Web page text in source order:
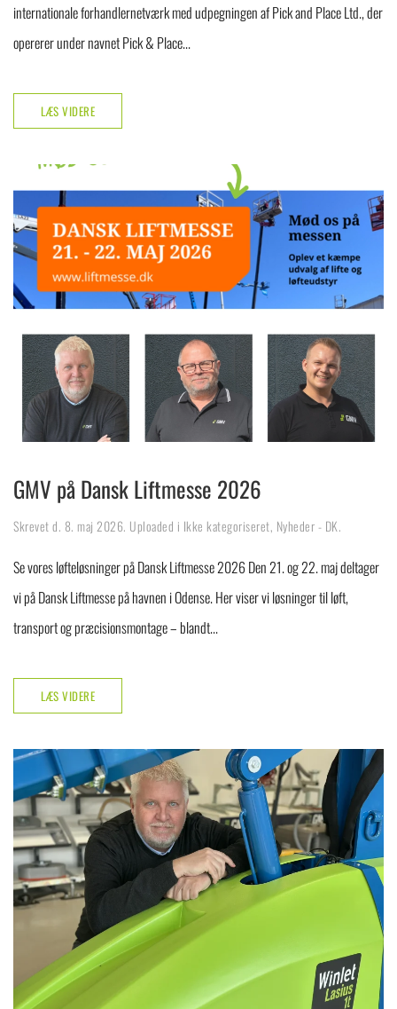
internationale forhandlernetværk med udpegningen af Pick and Place Ltd., der
opererer under navnet Pick & Place...
LÆS VIDERE
GMV på Dansk Liftmesse 2026
Skrevet d. 8. maj 2026. Uploaded i Ikke kategoriseret, Nyheder - DK.
Se vores løfteløsninger på Dansk Liftmesse 2026 Den 21. og 22. maj deltager
vi på Dansk Liftmesse på havnen i Odense. Her viser vi løsninger til løft,
transport og præcisionsmontage – blandt...
LÆS VIDERE